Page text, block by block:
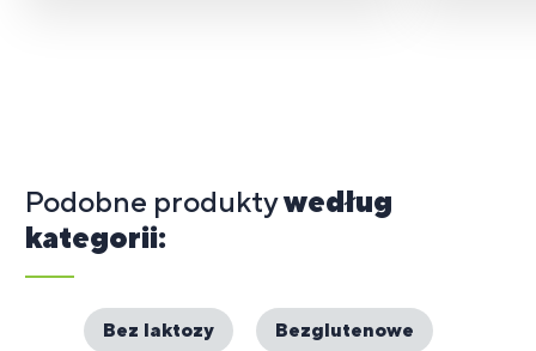
Podobne produktywedług
kategorii:
Bez laktozy Bezglutenowe